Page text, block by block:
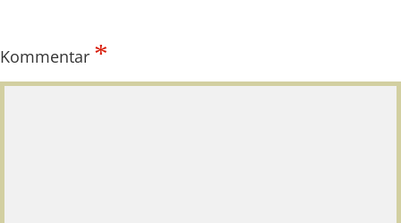
Kommentar *